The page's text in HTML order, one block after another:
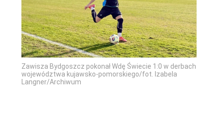
Zawisza Bydgoszcz pokonał Wdę Świecie 1:0 w derbach
województwa kujawsko-pomorskiego/fot. Izabela
Langner/Archiwum